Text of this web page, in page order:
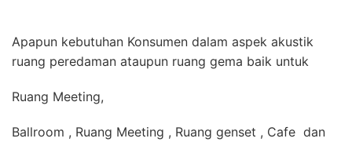
Apapun kebutuhan Konsumen dalam aspek akustik
ruang peredaman ataupun ruang gema baik untuk
Ruang Meeting,
Ballroom , Ruang Meeting , Ruang genset , Cafe dan